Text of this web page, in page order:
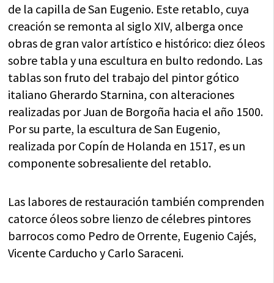
de la capilla de San Eugenio. Este retablo, cuya
creación se remonta al siglo XIV, alberga once
obras de gran valor artístico e histórico: diez óleos
sobre tabla y una escultura en bulto redondo. Las
tablas son fruto del trabajo del pintor gótico
italiano Gherardo Starnina, con alteraciones
realizadas por Juan de Borgoña hacia el año 1500.
Por su parte, la escultura de San Eugenio,
realizada por Copín de Holanda en 1517, es un
componente sobresaliente del retablo.
Las labores de restauración también comprenden
catorce óleos sobre lienzo de célebres pintores
barrocos como Pedro de Orrente, Eugenio Cajés,
Vicente Carducho y Carlo Saraceni.